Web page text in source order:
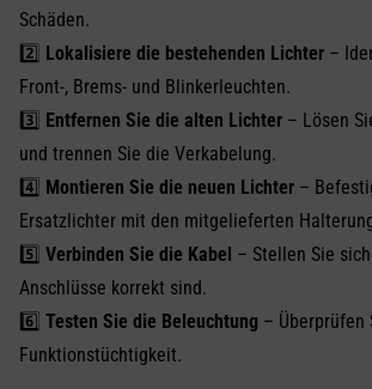
Schäden.
2️⃣ Lokalisiere die bestehenden Lichter –
Front-, Brems- und Blinkerleuchten.
3️⃣ Entfernen Sie die alten Lichter – Lösen
und trennen Sie die Verkabelung.
4️⃣ Montieren Sie die neuen Lichter –
Ersatzlichter mit den mitgelieferten
5️⃣ Verbinden Sie die Kabel – Stellen Sie
Anschlüsse korrekt sind.
6️⃣ Testen Sie die Beleuchtung – Überprüfen
Funktionstüchtigkeit.